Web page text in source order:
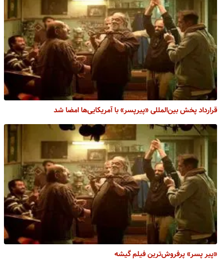
قرارداد پخش بین‌المللی «پیرپسر» با آمریکایی‌ها امضا شد
«پیر پسر» پرفروش‌ترین فیلم گیشه